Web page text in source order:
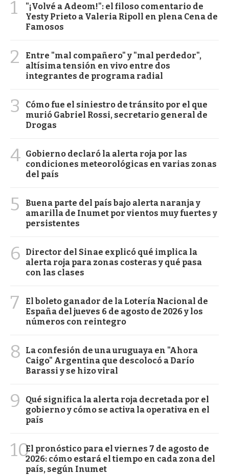
1
"¡Volvé a Adeom!": el filoso comentario de
Yesty Prieto a Valeria Ripoll en plena Cena de
Famosos
2
Entre "mal compañero" y "mal perdedor",
altísima tensión en vivo entre dos
integrantes de programa radial
3
Cómo fue el siniestro de tránsito por el que
murió Gabriel Rossi, secretario general de
Drogas
4 Gobierno declaró la alerta roja por las
condiciones meteorológicas en varias zonas
del país
5
Buena parte del país bajo alerta naranja y
amarilla de Inumet por vientos muy fuertes y
persistentes
6
Director del Sinae explicó qué implica la
alerta roja para zonas costeras y qué pasa
con las clases
7
El boleto ganador de la Lotería Nacional de
España del jueves 6 de agosto de 2026 y los
números con reintegro
8
La confesión de una uruguaya en "Ahora
Caigo" Argentina que descolocó a Darío
Barassi y se hizo viral
9
Qué significa la alerta roja decretada por el
gobierno y cómo se activa la operativa en el
país
10El pronóstico para el viernes 7 de agosto de
2026: cómo estará el tiempo en cada zona del
país, según Inumet